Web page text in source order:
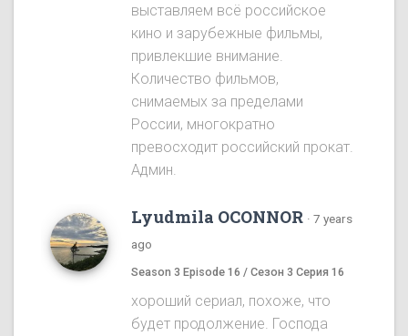
выставляем всё российское
кино и зарубежные фильмы,
привлекшие внимание.
Количество фильмов,
снимаемых за пределами
России, многократно
превосходит российский прокат.
Админ.
Lyudmila OCONNOR · 7 years
ago
Season 3 Episode 16 / Сезон 3 Серия 16
хороший сериал, похоже, что
будет продолжение. Господа